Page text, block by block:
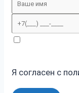
Я согласен с